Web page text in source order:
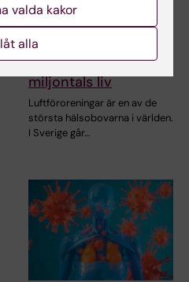
13 jun 2025
Gifterna vi andas –
luftföroreningar tar
miljontals liv
Luftföroreningar är en av de
största hälsobovarna i världen.
I Sverige går…
valda kakor
alla